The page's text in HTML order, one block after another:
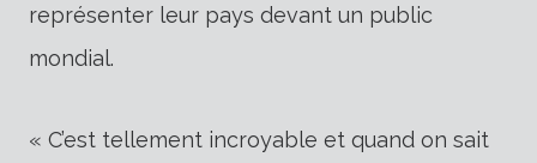
représenter leur pays devant un public
mondial.
« C’est tellement incroyable et quand on sait